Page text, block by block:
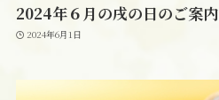
2024年６月の戌の日のご案内
2024年6月1日